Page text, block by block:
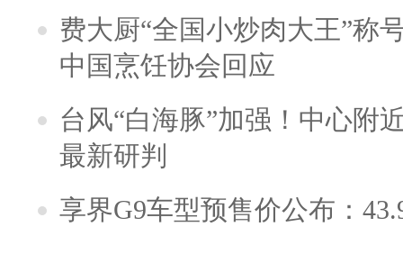
费大厨“全国小炒肉大王”称
中国烹饪协会回应
台风“白海豚”加强！中心附
最新研判
享界G9车型预售价公布：